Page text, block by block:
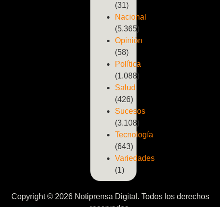
(31)
Nacional
(5.365)
Opinión
(58)
Política
(1.088)
Salud
(426)
Sucesos
(3.108)
Tecnología
(643)
Variedades
(1)
Copyright © 2026 Notiprensa Digital. Todos los derechos